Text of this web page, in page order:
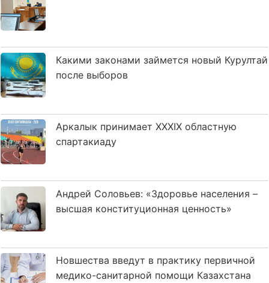
Какими законами займется новый Курултай
после выборов
Аркалык принимает XXXIX областную
спартакиаду
Андрей Соловьев: «Здоровье населения –
высшая конституционная ценность»
Новшества введут в практику первичной
медико-санитарной помощи Казахстана